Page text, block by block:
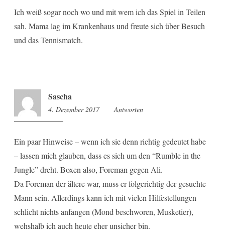
Ich weiß sogar noch wo und mit wem ich das Spiel in Teilen
sah. Mama lag im Krankenhaus und freute sich über Besuch
und das Tennismatch.
Sascha
4. Dezember 2017 8:40
Antworten
Ein paar Hinweise – wenn ich sie denn richtig gedeutet habe
– lassen mich glauben, dass es sich um den “Rumble in the
Jungle” dreht. Boxen also, Foreman gegen Ali.
Da Foreman der ältere war, muss er folgerichtig der gesuchte
Mann sein. Allerdings kann ich mit vielen Hilfestellungen
schlicht nichts anfangen (Mond beschworen, Musketier),
wehshalb ich auch heute eher unsicher bin.